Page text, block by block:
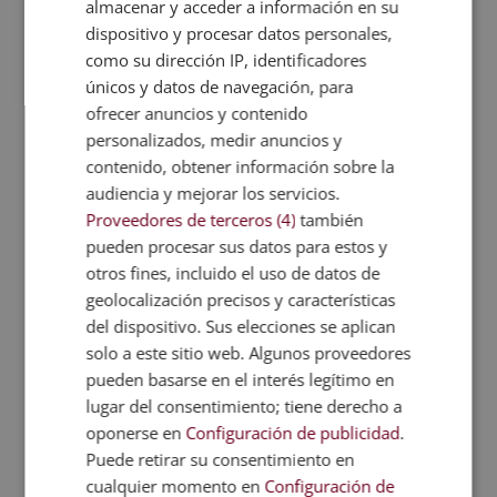
vida de este tipo de pacientes, afectados
por la enfermedad del cáncer, has llegado
a lugar indicado.
Además, disponemos de una metodología
flexible de estudio. Esto significa que
podrás seguir con tu día a día y responder
a las distintas responsabilidades, como la
familia o el trabajo, sin necesidad de
renunciar a los estudios.
Salidas profesionales
Los profesionales que se han formado en
esta área suelen desempeñar sus
funciones en:
Hospitales y centros de salud
almacenar y acceder a información en su
dispositivo y procesar datos personales,
como su dirección IP, identificadores
únicos y datos de navegación, para
ofrecer anuncios y contenido
personalizados, medir anuncios y
contenido, obtener información sobre la
audiencia y mejorar los servicios.
Proveedores de terceros (4) también
pueden procesar sus datos para estos y
otros fines, incluido el uso de datos de
geolocalización precisos y características
del dispositivo. Sus elecciones se aplican
solo a este sitio web. Algunos proveedores
pueden basarse en el interés legítimo en
lugar del consentimiento; tiene derecho a
oponerse en Configuración de publicidad.
Puede retirar su consentimiento en
cualquier momento en Configuración de